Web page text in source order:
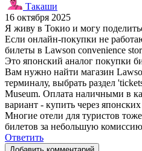
Такаши
16 октября 2025
Я живу в Токио и могу
Если онлайн-покупки не
билеты в Lawson convenience
Это японский аналог покупки
Вам нужно найти магазин
терминалу, выбрать раздел
Museum. Оплата наличными в
вариант - купить через
Многие отели для туристов
билетов за небольшую
Ответить